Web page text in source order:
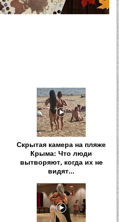
Скрытая камера на пляже
Крыма: Что люди
вытворяют, когда их не
видят...